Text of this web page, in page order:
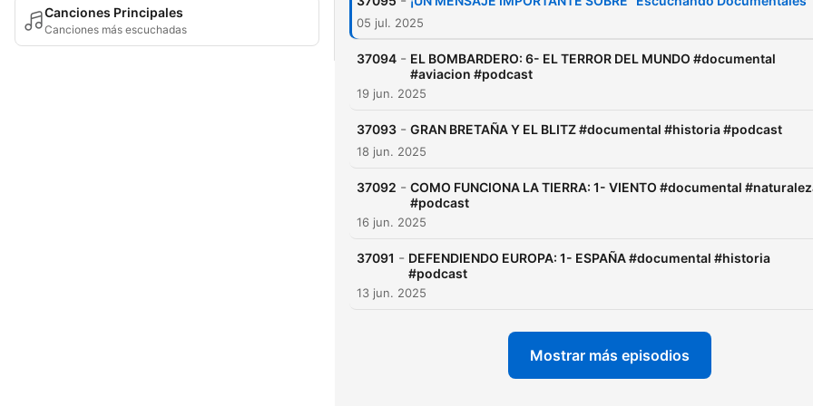
Canciones Principales
Canciones más escuchadas 05 jul. 2025
37094 - EL BOMBARDERO: 6- EL TERROR DEL MUNDO #documental
#aviacion #podcast
19 jun. 2025
37093 - GRAN BRETAÑA Y EL BLITZ #documental #historia #podcast
18 jun. 2025
37092 - COMO FUNCIONA LA TIERRA: 1- VIENTO #documental
#podcast
16 jun. 2025
37091 - DEFENDIENDO EUROPA: 1- ESPAÑA #documental #historia
#podcast
13 jun. 2025
Mostrar más episodios